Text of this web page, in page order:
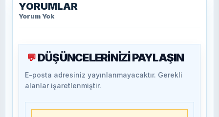
YORUMLAR
Yorum Yok
💬 DÜŞÜNCELERİNİZİ PAYLAŞIN
E-posta adresiniz yayınlanmayacaktır. Gerekli
alanlar işaretlenmiştir.